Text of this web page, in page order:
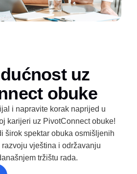
uz
obuke
i napravite korak naprijed u
karijeri uz PivotConnect obuke!
širok spektar obuka osmišljenih
vještina i održavanju
tržištu rada.